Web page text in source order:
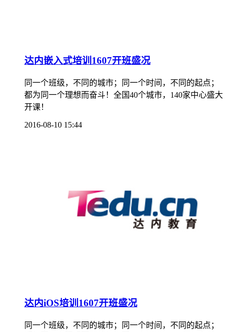
达内嵌入式培训1607开班盛况
同一个班级，不同的城市；同一个时间，不同的起点；
都为同一个理想而奋斗！全国40个城市，140家中心盛大
开课！
2016-08-10 15:44
达内iOS培训1607开班盛况
同一个班级，不同的城市；同一个时间，不同的起点；